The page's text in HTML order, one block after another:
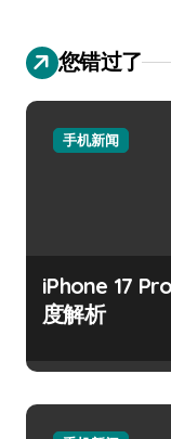
您错过了
手机新闻
iPhone 17
度解析